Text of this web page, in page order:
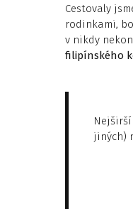
Cestovaly
rodinkami,
v nikdy
filipínského
jiných)